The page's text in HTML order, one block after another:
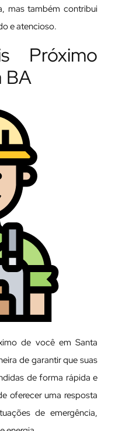
mas também contribui
e atencioso.
Próximo
BA
de você em Santa
de garantir que suas
de forma rápida e
oferecer uma resposta
de emergência,